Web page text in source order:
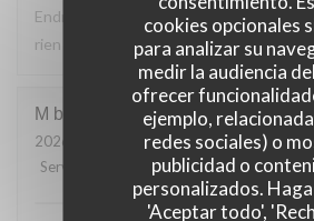
cookies opcionales
para analizar su
medir la audiencia
ofrecer
ejemplo,
redes sociales) o
publicidad o
personalizados. Haga
'Aceptar todo',
Endroit tres accueillant, service
rien a reprocher sur les plats.
M bouchon
2026-07-24
- 19:30 - Invitados 2
Servicio
Ambiente: 5 /5 Menú:5/5